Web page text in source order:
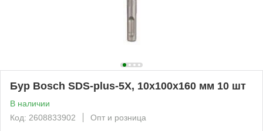
Бур Bosch SDS-plus-5X, 10x100x160 мм 10 шт
В наличии
Код: 2608833902
Опт и розница